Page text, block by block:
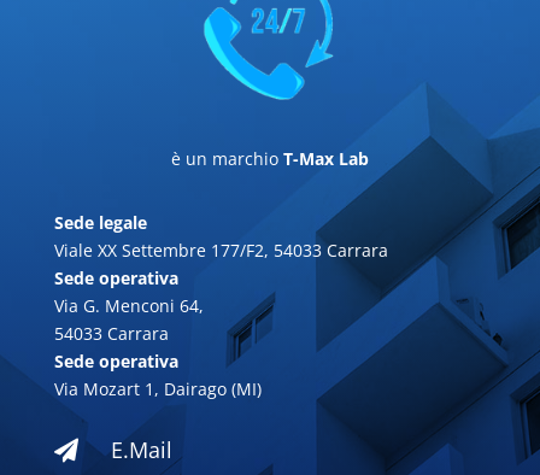
è un marchio T-Max Lab
Sede legale
Viale XX Settembre 177/F2, 54033 Carrara
Sede operativa
Via G. Menconi 64,
54033 Carrara
Sede operativa
Via Mozart 1, Dairago (MI)
 E.Mail